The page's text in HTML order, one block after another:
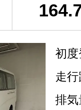
164
初
走
排気